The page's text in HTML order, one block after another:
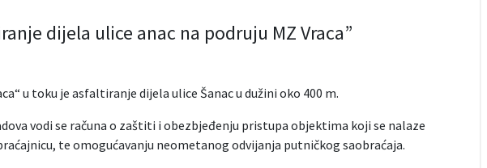
dijela ulice anac na podruju MZ Vraca”
u toku je asfaltiranje dijela ulice Šanac u dužini oko 400 m.
vodi se računa o zaštiti i obezbjeđenju pristupa objektima koji se nalaze
te omogućavanju neometanog odvijanja putničkog saobraćaja.